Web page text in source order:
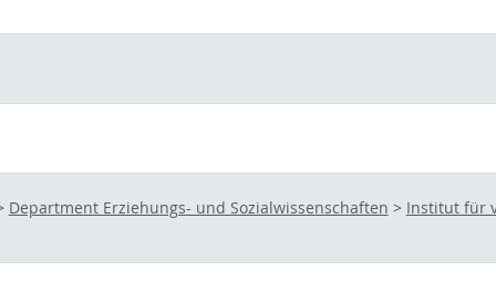
Department Erziehungs- und Sozialwissenschaften > Institut für